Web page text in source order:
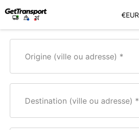
€EUR
Origine (ville ou adresse)
Destination (ville ou adresse)